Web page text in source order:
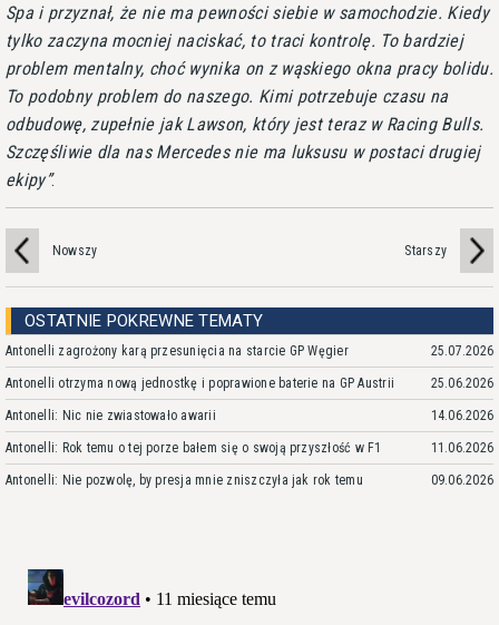
Spa i przyznał, że nie ma pewności siebie w samochodzie. Kiedy
tylko zaczyna mocniej naciskać, to traci kontrolę. To bardziej
problem mentalny, choć wynika on z wąskiego okna pracy bolidu.
To podobny problem do naszego. Kimi potrzebuje czasu na
odbudowę, zupełnie jak Lawson, który jest teraz w Racing Bulls.
Szczęśliwie dla nas Mercedes nie ma luksusu w postaci drugiej
ekipy .
Nowszy Starszy
OSTATNIE POKREWNE TEMATY
Antonelli zagrożony karą przesunięcia na starcie GP Węgier 25.07.2026
Antonelli otrzyma nową jednostkę i poprawione baterie na GP Austrii 25.06.2026
Antonelli: Nic nie zwiastowało awarii 14.06.2026
Antonelli: Rok temu o tej porze bałem się o swoją przyszłość w F1 11.06.2026
Antonelli: Nie pozwolę, by presja mnie zniszczyła jak rok temu 09.06.2026